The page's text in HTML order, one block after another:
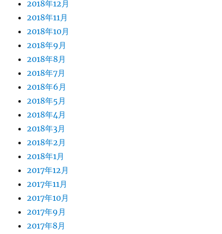
2018年12月
2018年11月
2018年10月
2018年9月
2018年8月
2018年7月
2018年6月
2018年5月
2018年4月
2018年3月
2018年2月
2018年1月
2017年12月
2017年11月
2017年10月
2017年9月
2017年8月